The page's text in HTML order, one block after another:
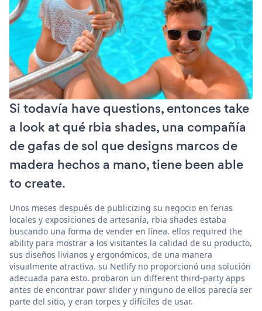
Si todavía have questions, entonces take
a look at qué rbia shades, una compañía
de gafas de sol que designs marcos de
madera hechos a mano, tiene been able
to create.
Unos meses después de publicizing su negocio en ferias
locales y exposiciones de artesanía, rbia shades estaba
buscando una forma de vender en línea. ellos required the
ability para mostrar a los visitantes la calidad de su producto,
sus diseños livianos y ergonómicos, de una manera
visualmente atractiva. su Netlify no proporcionó una solución
adecuada para esto. probaron un different third-party apps
antes de encontrar powr slider y ninguno de ellos parecía ser
parte del sitio, y eran torpes y difíciles de usar.